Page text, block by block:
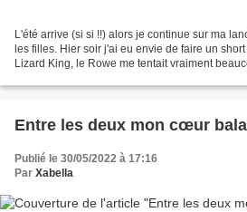
L'été arrive (si si !!) alors je continue sur ma
les filles. Hier soir j'ai eu envie de faire un
Lizard King, le Rowe me tentait vraiment
Entre les deux mon cœur
Publié le 30/05/2022 à 17:16
Par Xabella